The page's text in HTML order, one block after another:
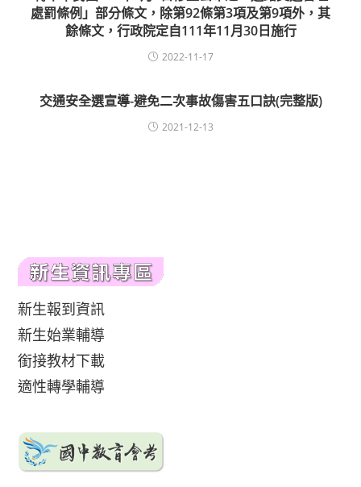
處罰條例」部分條文，除第92條第3項及第9項外，其
餘條文，行政院定自111年11月30日施行
2022-11-17
交通安全選宣導-避免二次事故傷害五口訣(完整版)
2021-12-13
新生報到資訊
新生始業輔導
銜接教材下載
適性轉學輔導